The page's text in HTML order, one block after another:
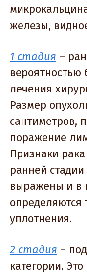
железы,
1 стадия –
вероятностью
лечения
Размер
сантиметров,
поражение
Признаки
ранней
выражены и в
определяются
уплотнения.
2 стадия –
категории.